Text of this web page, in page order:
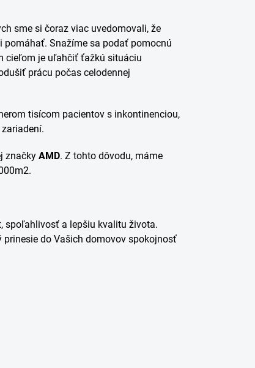
sme si čoraz viac uvedomovali, že
pomáhať. Snažíme sa podať pomocnú
cieľom je uľahčiť ťažkú situáciu
prácu počas celodennej
tisícom pacientov s inkontinenciou,
značky AMD. Z tohto dôvodu, máme
spoľahlivosť a lepšiu kvalitu života.
prinesie do Vašich domovov spokojnosť